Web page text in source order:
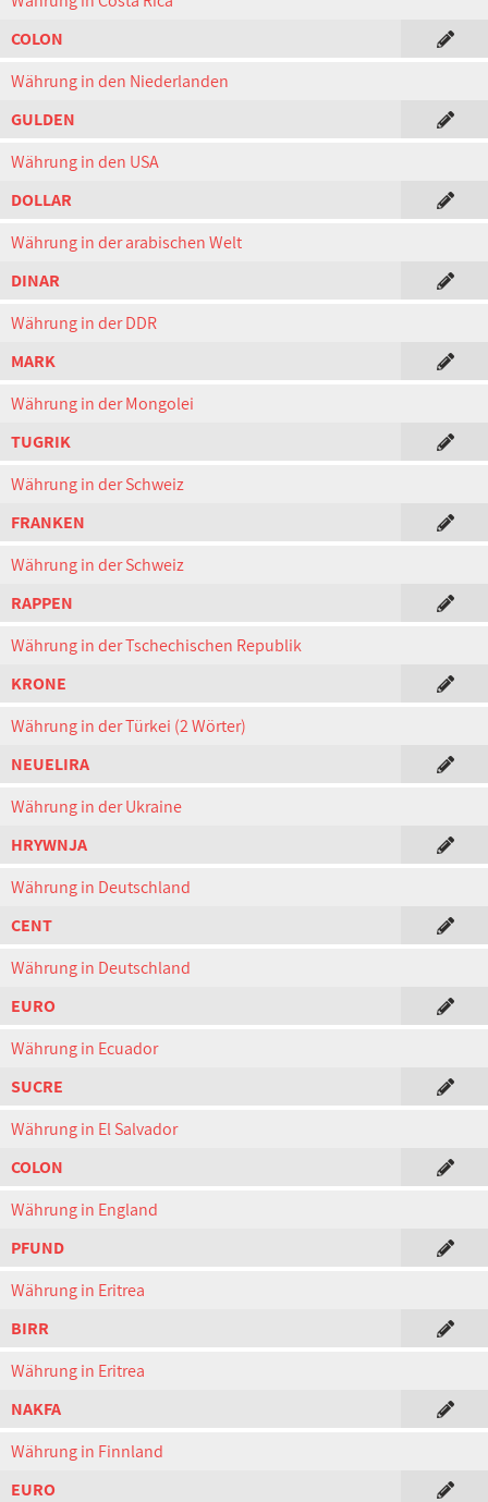
COLON
Währung in den Niederlanden
GULDEN
Währung in den USA
DOLLAR
Währung in der arabischen Welt
DINAR
Währung in der DDR
MARK
Währung in der Mongolei
TUGRIK
Währung in der Schweiz
FRANKEN
Währung in der Schweiz
RAPPEN
Währung in der Tschechischen Republik
KRONE
Währung in der Türkei (2 Wörter)
NEUELIRA
Währung in der Ukraine
HRYWNJA
Währung in Deutschland
CENT
Währung in Deutschland
EURO
Währung in Ecuador
SUCRE
Währung in El Salvador
COLON
Währung in England
PFUND
Währung in Eritrea
BIRR
Währung in Eritrea
NAKFA
Währung in Finnland
EURO